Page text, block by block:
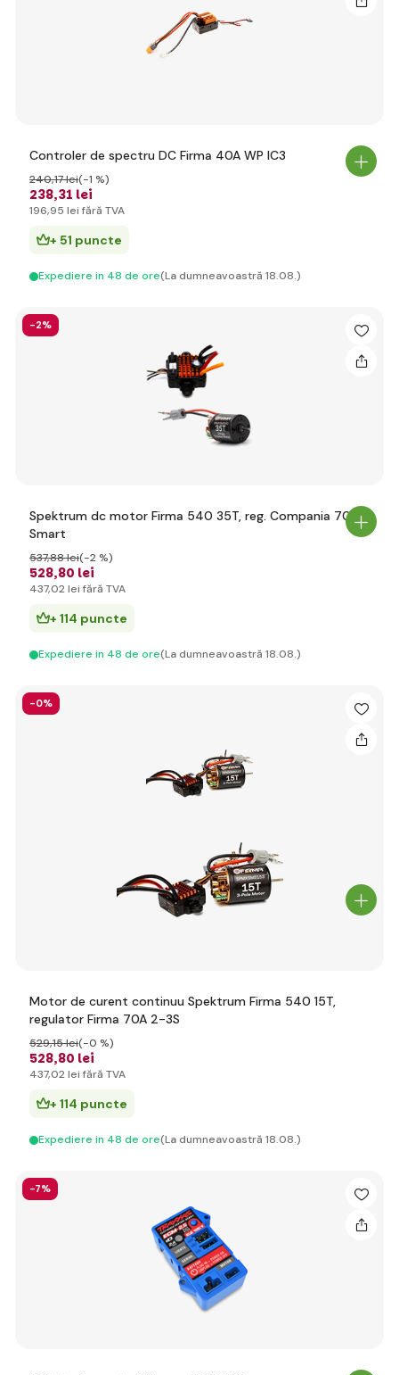
Controler de spectru DC Firma 40A WP IC3
238,31 lei
240,17 lei(-1 %)
196,95 lei fără TVA
+ 51 puncte
Expediere in 48 de ore(La dumneavoastră 18.08.)
-2%
Spektrum dc motor Firma 540 35T, reg. Compania 70A
Smart
528,80 lei
537,88 lei(-2 %)
437,02 lei fără TVA
+ 114 puncte
Expediere in 48 de ore(La dumneavoastră 18.08.)
-0%
Motor de curent continuu Spektrum Firma 540 15T,
regulator Firma 70A 2-3S
528,80 lei
529,15 lei(-0 %)
437,02 lei fără TVA
+ 114 puncte
Expediere in 48 de ore(La dumneavoastră 18.08.)
-7%